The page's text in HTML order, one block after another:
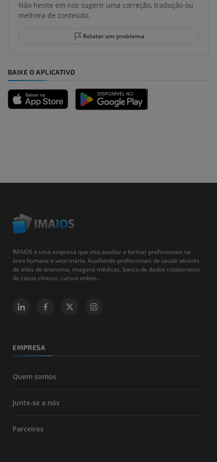
Não hesite em nos sugerir uma correção, tradução ou
melhora de conteúdo.
Relatar um problema
BAIXE O APLICATIVO
IMAIOS é uma empresa que visa auxiliar e formar profissionais na
área humana e veterinária. Auxiliando profissionais de saúde através
de atlas de anatomia, imagens médicas, banco de dados colaborativo
de casos clínicos, cursos online...
EMPRESA
Quem somos
Junte-se a nós
Parceiros